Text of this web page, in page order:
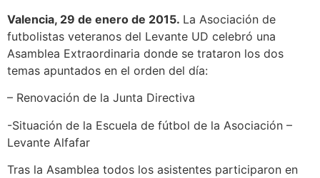
Valencia, 29 de enero de 2015. La Asociación de
futbolistas veteranos del Levante UD celebró una
Asamblea Extraordinaria donde se trataron los dos
temas apuntados en el orden del día:
– Renovación de la Junta Directiva
-Situación de la Escuela de fútbol de la Asociación –
Levante Alfafar
Tras la Asamblea todos los asistentes participaron en